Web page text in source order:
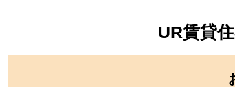
UR賃貸